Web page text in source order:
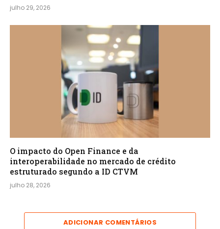
julho 29, 2026
O impacto do Open Finance e da
interoperabilidade no mercado de crédito
estruturado segundo a ID CTVM
julho 28, 2026
ADICIONAR COMENTÁRIOS